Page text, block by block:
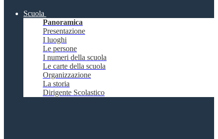
Scuola
Panoramica
Presentazione
I luoghi
Le persone
I numeri della scuola
Le carte della scuola
Organizzazione
La storia
Dirigente Scolastico